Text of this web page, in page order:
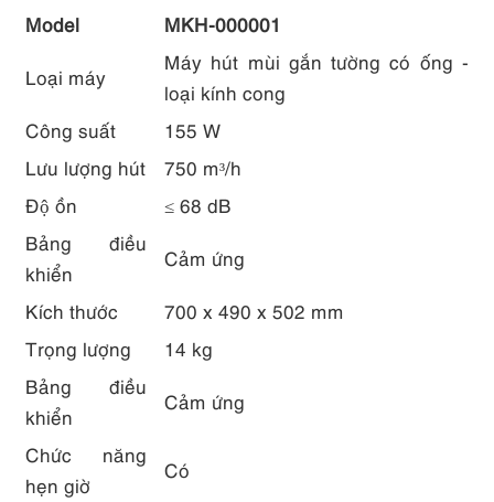
Model MKH-000001
Loại máy
Máy hút mùi gắn tường có ống -
loại kính cong
Công suất
155 W
Lưu lượng hút
750 m³/h
Độ ồn
≤ 68 dB
Bảng điều
khiển
Cảm ứng
Kích thước
700 x 490 x 502 mm
Trọng lượng
14 kg
Bảng điều
khiển
Cảm ứng
Chức năng
hẹn giờ
Có